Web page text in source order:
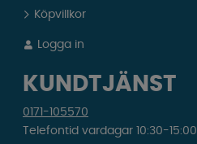
Köpvillkor
Logga in
KUNDTJÄNST
0171-105570
Telefontid vardagar 10:30-15:00